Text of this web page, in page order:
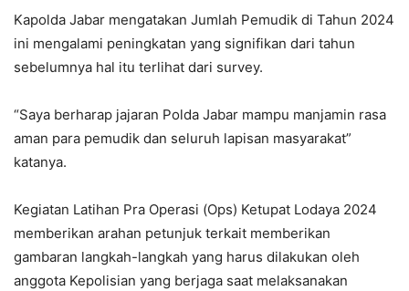
Kapolda Jabar mengatakan Jumlah Pemudik di Tahun 2024
ini mengalami peningkatan yang signifikan dari tahun
sebelumnya hal itu terlihat dari survey.
“Saya berharap jajaran Polda Jabar mampu manjamin rasa
aman para pemudik dan seluruh lapisan masyarakat”
katanya.
Kegiatan Latihan Pra Operasi (Ops) Ketupat Lodaya 2024
memberikan arahan petunjuk terkait memberikan
gambaran langkah-langkah yang harus dilakukan oleh
anggota Kepolisian yang berjaga saat melaksanakan